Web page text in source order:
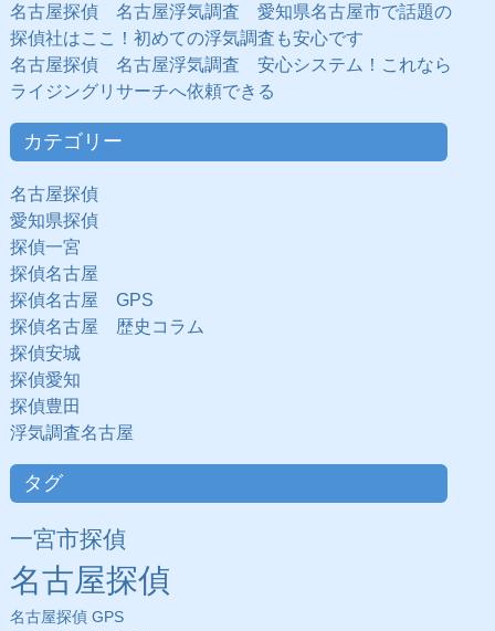
名古屋探偵 名古屋浮気調査 愛知県名古屋市で話題の
探偵社はここ！初めての浮気調査も安心です
名古屋探偵 名古屋浮気調査 安心システム！これなら
ライジングリサーチへ依頼できる
カテゴリー
名古屋探偵
愛知県探偵
探偵一宮
探偵名古屋
探偵名古屋 GPS
探偵名古屋 歴史コラム
探偵安城
探偵愛知
探偵豊田
浮気調査名古屋
タグ
一宮市探偵
名古屋探偵
名古屋探偵 GPS